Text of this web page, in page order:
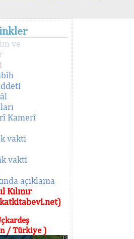
ve
Kamerî
vakti
vakti
açıklama
Kılınır
/ Türkiye )